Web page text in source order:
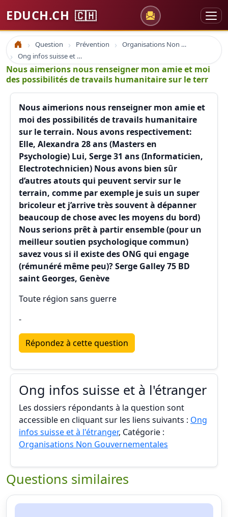
EDUCH.CH 🇨🇭
Accueil Question Prévention
Organisations Non Gouvernementales
Ong infos suisse et à l'étranger
Nous aimerions nous renseigner mon amie et moi
des possibilités de travails humanitaire sur le terr
Nous aimerions nous renseigner mon amie et
moi des possibilités de travails humanitaire
sur le terrain. Nous avons respectivement:
Elle, Alexandra 28 ans (Masters en
Psychologie) Lui, Serge 31 ans (Informaticien,
Electrotechnicien) Nous avons bien sûr
d’autres atouts qui peuvent servir sur le
terrain, comme par exemple je suis un super
bricoleur et j’arrive très souvent à dépanner
beaucoup de chose avec les moyens du bord)
Nous serions prêt à partir ensemble (pour un
meilleur soutien psychologique commun)
savez vous si il existe des ONG qui engage
(rémunéré même peu)? Serge Galley 75 BD
saint Georges, Genève
Toute région sans guerre
-
Répondez à cette question
Ong infos suisse et à l'étranger
Les dossiers répondants à la question sont
accessible en cliquant sur les liens suivants : Ong
infos suisse et à l'étranger, Catégorie :
Organisations Non Gouvernementales
Questions similaires